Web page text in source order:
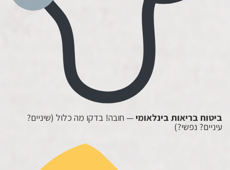
ביטוח בריאות בינלאומי— חובה! בדקו מה כלול (שיניים?
עיניים? נפשי?)